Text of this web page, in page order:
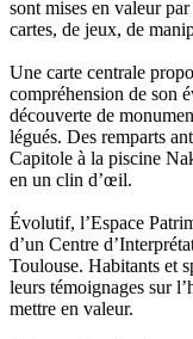
sont mises en valeur
cartes, de jeux, de
Une carte centrale
compréhension de son
découverte de
légués. Des remparts
Capitole à la piscine
en un clin d’œil.
Évolutif, l’Espace
d’un Centre
Toulouse. Habitants et
leurs témoignages sur
mettre en valeur.